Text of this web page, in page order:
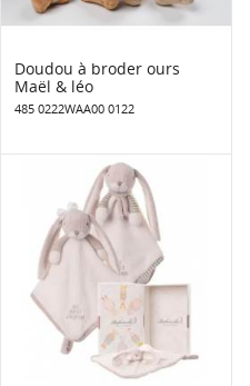
Doudou à broder ours
Maël & léo
485 0222WAA00 0122